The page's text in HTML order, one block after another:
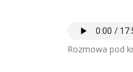
Rozmowa pod